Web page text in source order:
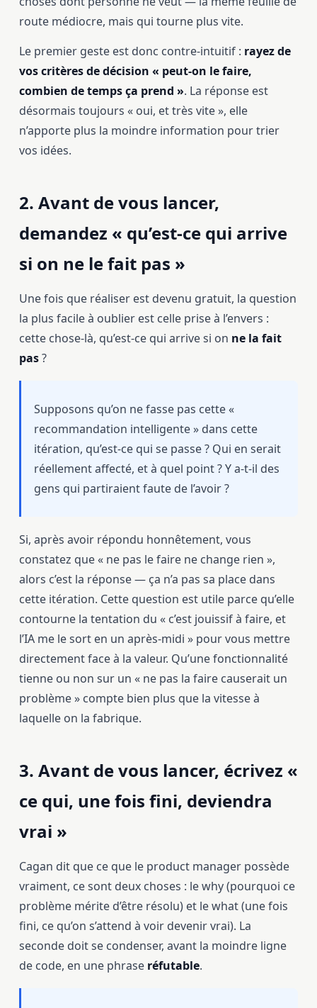
route médiocre, mais qui tourne plus vite.
Le premier geste est donc contre-intuitif : rayez de
vos critères de décision « peut-on le faire,
combien de temps ça prend ». La réponse est
désormais toujours « oui, et très vite », elle
n’apporte plus la moindre information pour trier
vos idées.
2. Avant de vous lancer,
demandez « qu’est-ce qui arrive
si on ne le fait pas »
Une fois que réaliser est devenu gratuit, la question
la plus facile à oublier est celle prise à l’envers :
cette chose-là, qu’est-ce qui arrive si on ne la fait
pas?
Supposons qu’on ne fasse pas cette «
recommandation intelligente » dans cette
itération, qu’est-ce qui se passe ? Qui en serait
réellement affecté, et à quel point ? Y a-t-il des
gens qui partiraient faute de l’avoir ?
Si, après avoir répondu honnêtement, vous
constatez que « ne pas le faire ne change rien »,
alors c’est la réponse — ça n’a pas sa place dans
cette itération. Cette question est utile parce qu’elle
contourne la tentation du « c’est jouissif à faire, et
l’IA me le sort en un après-midi » pour vous mettre
directement face à la valeur. Qu’une fonctionnalité
tienne ou non sur un « ne pas la faire causerait un
problème » compte bien plus que la vitesse à
laquelle on la fabrique.
3. Avant de vous lancer, écrivez «
ce qui, une fois fini, deviendra
vrai »
Cagan dit que ce que le product manager possède
vraiment, ce sont deux choses : le why (pourquoi ce
problème mérite d’être résolu) et le what (une fois
fini, ce qu’on s’attend à voir devenir vrai). La
seconde doit se condenser, avant la moindre ligne
de code, en une phrase réfutable.